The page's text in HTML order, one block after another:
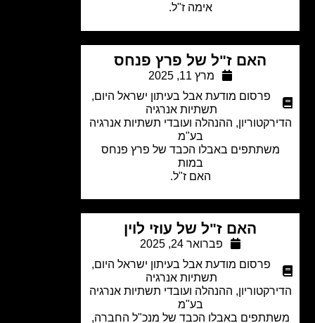
אימה ז"ל.
האם ז"ל של פרץ פנחס
מרץ 11, 2025
פרסום מודעת אבל בעיתון ישראל היום,
תשתיות אנרגיה
ההנהלה ועובדי תשתיות אנרגיה
באבלו הכבד של פרץ פנחס
האם ז"ל.
האם ז"ל של עוזי לוין
פברואר 24, 2025
פרסום מודעת אבל בעיתון ישראל היום,
תשתיות אנרגיה
ההנהלה ועובדי תשתיות אנרגיה
באבלו הכבד של מנכ"ל החברה,